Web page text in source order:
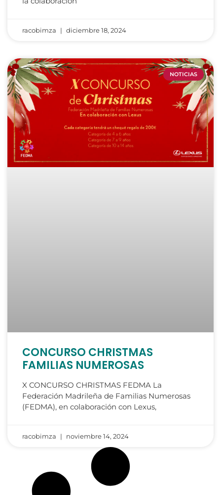
racobimza diciembre 18, 2024
NOTICIAS
CONCURSO CHRISTMAS
FAMILIAS NUMEROSAS
X CONCURSO CHRISTMAS FEDMA La
Federación Madrileña de Familias Numerosas
(FEDMA), en colaboración con Lexus,
racobimza noviembre 14, 2024